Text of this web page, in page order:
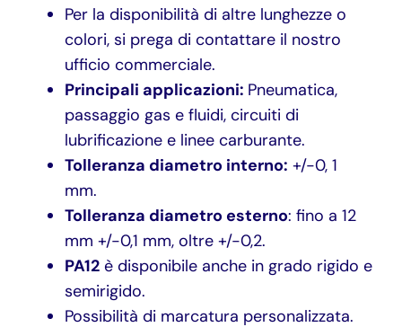
Per la disponibilità di altre lunghezze o
colori, si prega di contattare il nostro
ufficio commerciale.
Principali applicazioni: Pneumatica,
passaggio gas e fluidi, circuiti di
lubrificazione e linee carburante.
Tolleranza diametro interno: +/-0, 1
mm.
Tolleranza diametro esterno: fino a 12
mm +/-0,1 mm, oltre +/-0,2.
PA12è disponibile anche in grado rigido e
semirigido.
Possibilità di marcatura personalizzata.